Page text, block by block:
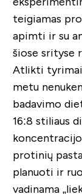
teigiamas
apimti ir su
šiose srityse
Atlikti tyrimai
metu
badavimo
16:8 stiliaus
protinių
planuoti ir
vadinama